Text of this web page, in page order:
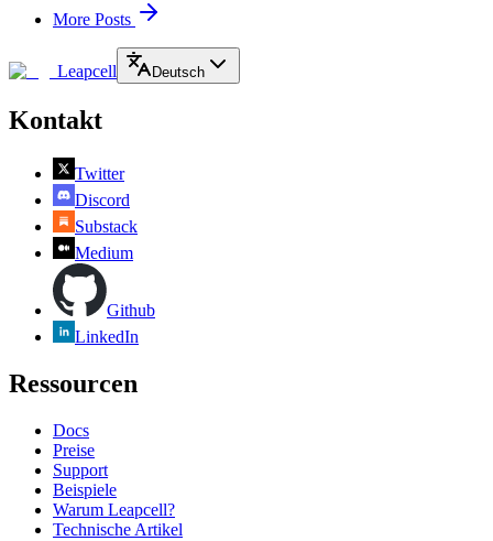
More Posts
Leapcell Deutsch
Kontakt
Twitter
Discord
Substack
Medium
Github
LinkedIn
Ressourcen
Docs
Preise
Support
Beispiele
Warum Leapcell?
Technische Artikel